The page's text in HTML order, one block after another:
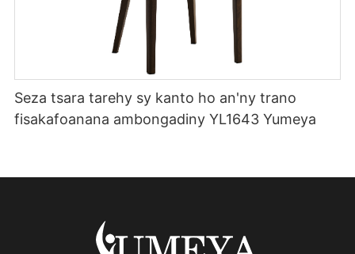
Seza tsara tarehy sy kanto ho an'ny trano
fisakafoanana ambongadiny YL1643 Yumeya